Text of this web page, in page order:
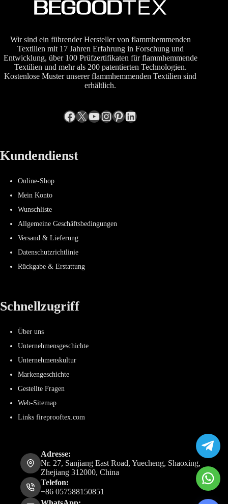
Wir sind ein führender Hersteller von flammhemmenden
Textilien mit 17 Jahren Erfahrung in Forschung und
Entwicklung, über 100 Prüfzertifikaten für flammhemmende
Textilien und mehr als 200 patentierten Technologien.
Kostenlose Muster unserer flammhemmenden Textilien sind
erhältlich.
Facebook
X YouTube
Instagram
Pinterest
LinkedIn
Kundendienst
Online-Shop
Mein Konto
Wunschliste
Allgemeine Geschäftsbedingungen
Versand & Lieferung
Datenschutzrichtlinie
Rückgabe & Erstattung
Schnellzugriff
Über uns
Unternehmensgeschichte
Unternehmenskultur
Markengeschichte
Gestellte Fragen
Web-Sitemap
Links fireprooftex.com
Adresse:
Nr. 27, Sanjiang East Road, Yuecheng, Shaoxing,
Zhejiang 312000, China
Telefon:
+86 057588150851